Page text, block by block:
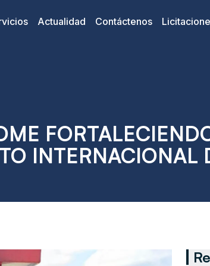
Actualidad Contáctenos
INTERNACIONAL